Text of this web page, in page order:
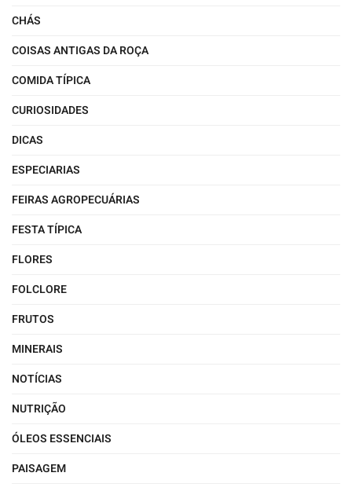
CHÁS
COISAS ANTIGAS DA ROÇA
COMIDA TÍPICA
CURIOSIDADES
DICAS
ESPECIARIAS
FEIRAS AGROPECUÁRIAS
FESTA TÍPICA
FLORES
FOLCLORE
FRUTOS
MINERAIS
NOTÍCIAS
NUTRIÇÃO
ÓLEOS ESSENCIAIS
PAISAGEM